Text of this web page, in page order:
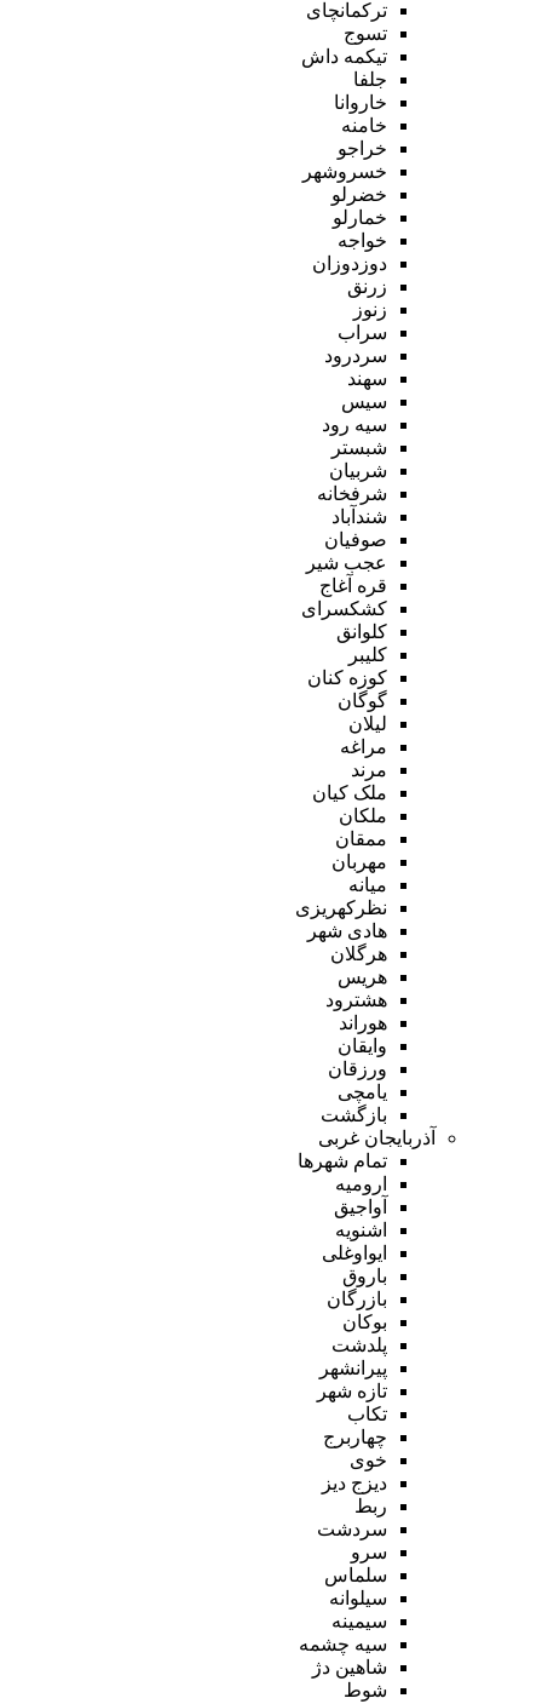
ترکمانچای
تسوج
تیکمه داش
جلفا
خاروانا
خامنه
خراجو
خسروشهر
خضرلو
خمارلو
خواجه
دوزدوزان
زرنق
زنوز
سراب
سردرود
سهند
سیس
سیه رود
شبستر
شربیان
شرفخانه
شندآباد
صوفیان
عجب شیر
قره آغاج
کشکسرای
کلوانق
کلیبر
کوزه کنان
گوگان
لیلان
مراغه
مرند
ملک کیان
ملکان
ممقان
مهربان
میانه
نظرکهریزی
هادی شهر
هرگلان
هریس
هشترود
هوراند
وایقان
ورزقان
یامچی
بازگشت
آذربایجان غربی
تمام شهر‌ها
ارومیه
آواجیق
اشنویه
ایواوغلی
باروق
بازرگان
بوکان
پلدشت
پیرانشهر
تازه شهر
تکاب
چهاربرج
خوی
دیزج دیز
ربط
سردشت
سرو
سلماس
سیلوانه
سیمینه
سیه چشمه
شاهین دژ
شوط